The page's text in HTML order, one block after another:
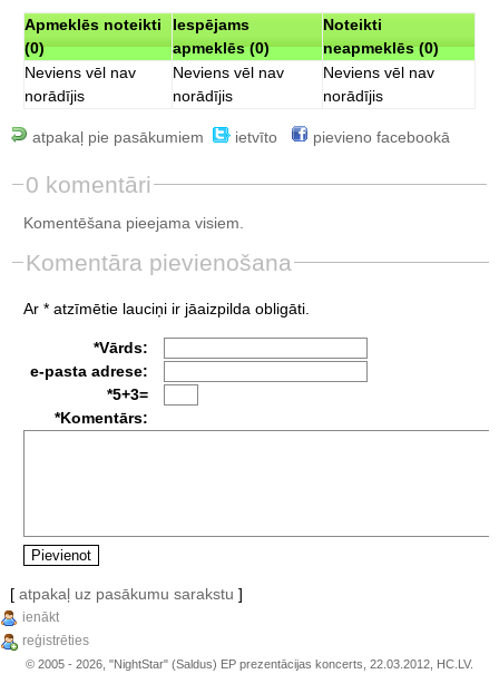
Apmeklēs noteikti
(0)
Iespējams
apmeklēs (0)
Noteikti
neapmeklēs (0)
Neviens vēl nav
norādījis
Neviens vēl nav
norādījis
Neviens vēl nav
norādījis
atpakaļ pie pasākumiem ietvīto pievieno facebookā
0 komentāri
Komentēšana pieejama visiem.
Komentāra pievienošana
Ar * atzīmētie lauciņi ir jāaizpilda obligāti.
*Vārds:
e-pasta adrese:
*5+3=
*Komentārs:
[ atpakaļ uz pasākumu sarakstu ]
ienākt
reģistrēties
© 2005 - 2026, "NightStar" (Saldus) EP prezentācijas koncerts, 22.03.2012, HC.LV.